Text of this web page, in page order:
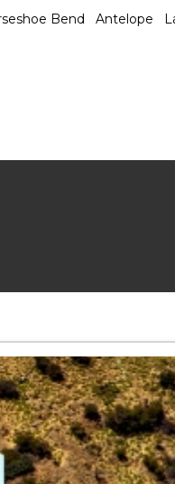
Bend